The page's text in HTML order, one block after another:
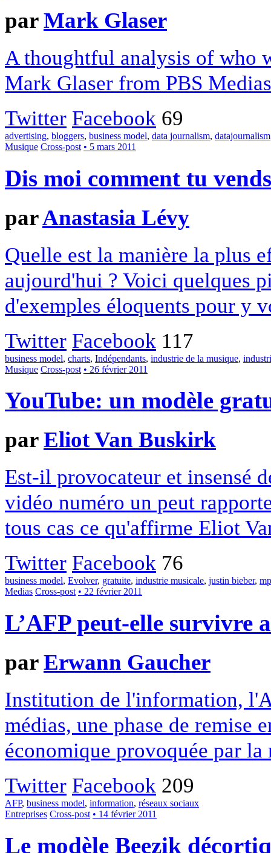
parMark Glaser
A thoughtful analysis of who
Mark Glaser from PBS
Twitter Facebook 69
advertising, bloggers, business model, data journalism, datajournalism
Musique Cross-post • 5 mars 2011
Dis moi comment tu
parAnastasia Lévy
Quelle est la manière la plus
aujourd'hui ? Voici quelques
d'exemples éloquents pour y
Twitter Facebook 117
business model, charts, Indépendants, industrie de la musique,
Musique Cross-post • 26 février 2011
YouTube: un modèle
parEliot Van Buskirk
Est-il provocateur et insensé
vidéo numéro un peut
tous cas ce qu'affirme Eliot
Twitter Facebook 76
business model, Evolver, gratuite, industrie musicale, justin bieber,
Medias Cross-post • 22 février 2011
L’AFP peut-elle survivre
parErwann Gaucher
Institution de l'information,
médias, une phase de remise
économique provoquée par
Twitter Facebook 209
AFP, business model, information, réseaux sociaux
Entreprises Cross-post • 14 février 2011
Le modèle Beezik